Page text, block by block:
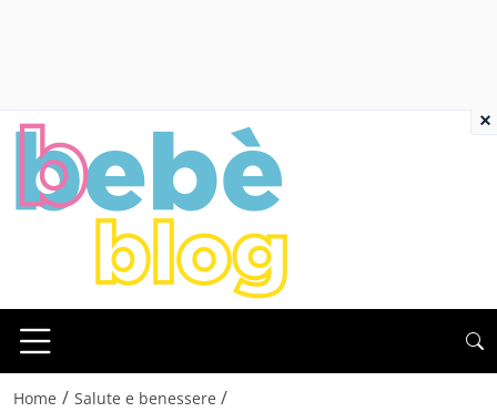
Home / Salute e benessere /
×